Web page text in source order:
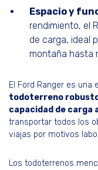
Espacio y
rendimiento, el
de carga, ideal
montaña hasta
El Ford Ranger es
todoterreno
capacidad de carga
transportar todos los
viajas por motivos
Los todoterrenos